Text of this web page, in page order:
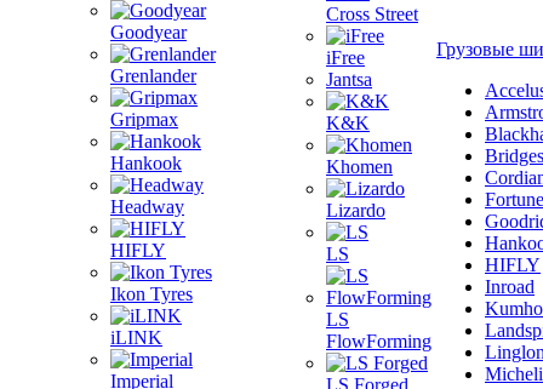
Goodyear
Grenlander
Gripmax
Hankook
Headway
HIFLY
Ikon Tyres
iLINK
Imperial
Cross Street
iFree
Jantsa
K&K
Khomen
Lizardo
LS
LS
FlowForming
LS Forged
Грузовые
Fortune
HIFLY
Inroad
Kumho